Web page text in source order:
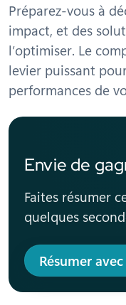
Préparez-vous à
impact, et des
l’optimiser. Le
levier puissant
performances de
Envie de
Faites résumer
quelques
Résumer avec